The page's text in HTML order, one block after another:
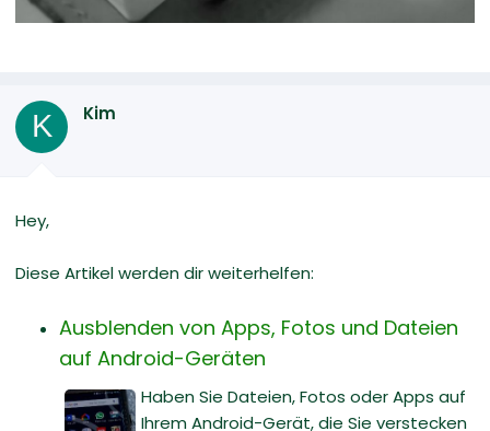
K Kim
Hey,
Diese Artikel werden dir weiterhelfen:
Ausblenden von Apps, Fotos und Dateien
auf Android-Geräten
Haben Sie Dateien, Fotos oder Apps auf
Ihrem Android-Gerät, die Sie verstecken